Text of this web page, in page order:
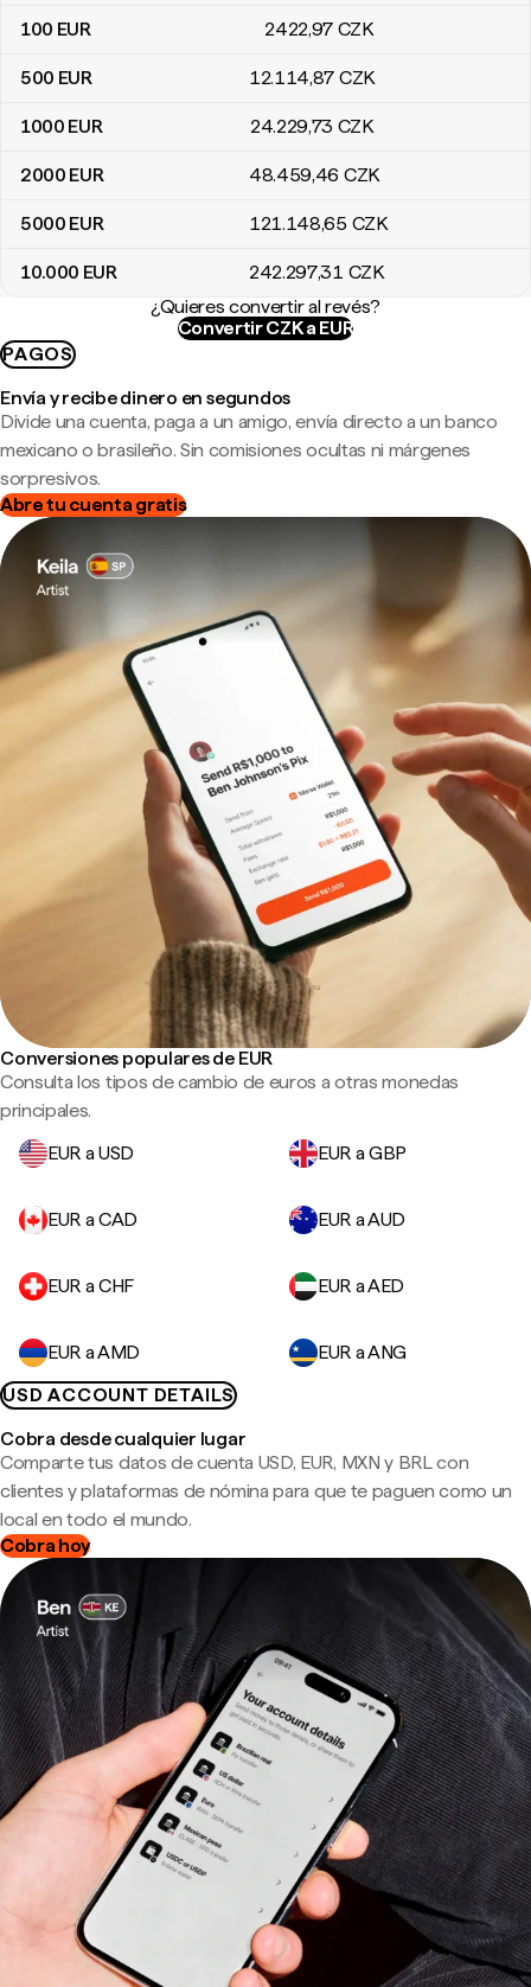
100 EUR 2422,97 CZK
500 EUR 12.114,87 CZK
1000 EUR 24.229,73 CZK
2000 EUR 48.459,46 CZK
5000 EUR 121.148,65 CZK
10.000 EUR 242.297,31 CZK
¿Quieres convertir al revés?
Convertir CZK a EUR
PAGOS
Envía y recibe dinero en segundos
Divide una cuenta, paga a un amigo, envía directo a un banco
mexicano o brasileño. Sin comisiones ocultas ni márgenes
sorpresivos.
Abre tu cuenta gratis
Conversiones populares de EUR
Consulta los tipos de cambio de euros a otras monedas
principales.
EUR a USD
EUR a GBP
EUR a CAD EUR a AUD
EUR a CHF EUR a AED
EUR a AMD
EUR a ANG
USD ACCOUNT DETAILS
Cobra desde cualquier lugar
Comparte tus datos de cuenta USD, EUR, MXN y BRL con
clientes y plataformas de nómina para que te paguen como un
local en todo el mundo.
Cobra hoy